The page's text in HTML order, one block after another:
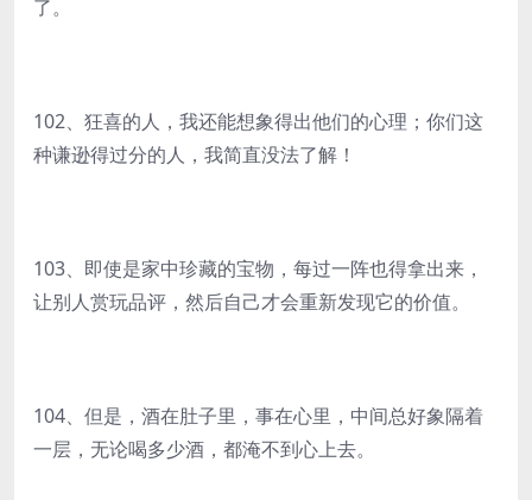
了。
102、狂喜的人，我还能想象得出他们的心理；你们这
种谦逊得过分的人，我简直没法了解！
103、即使是家中珍藏的宝物，每过一阵也得拿出来，
让别人赏玩品评，然后自己才会重新发现它的价值。
104、但是，酒在肚子里，事在心里，中间总好象隔着
一层，无论喝多少酒，都淹不到心上去。